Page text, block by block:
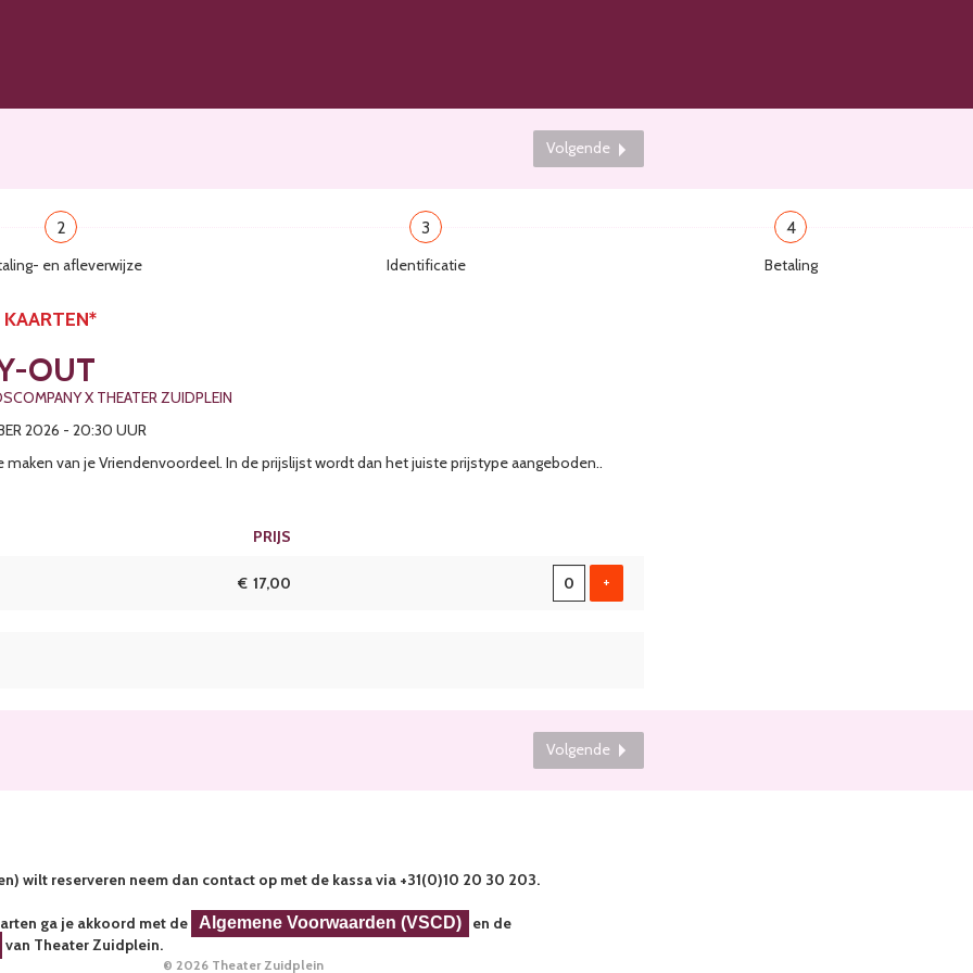
Volgende
2
en afleverwijze
3
Identificatie
4
Betaling
OUT
X THEATER ZUIDPLEIN
2026 - 20:30 UUR
van je Vriendenvoordeel. In de prijslijst wordt dan het juiste prijstype aangeboden..
PRIJS
€ 17,00 +
Volgende
wilt reserveren neem dan contact op met de kassa via +31(0)10 20 30 203.
ga je akkoord met de Algemene Voorwaarden (VSCD)
en de
van Theater Zuidplein.
© 2026 Theater Zuidplein